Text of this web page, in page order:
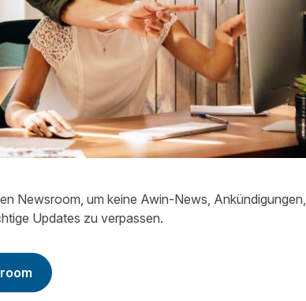
Newsroom, um keine Awin-News, Ankündigungen,
Updates zu verpassen.